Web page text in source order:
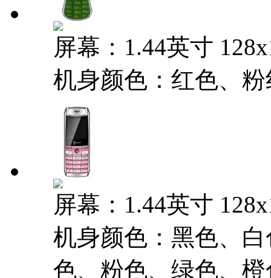
屏幕：1.44英寸
机身颜色：红色、
屏幕：1.44英寸
机身颜色：黑色、
色、粉色、绿色、橙